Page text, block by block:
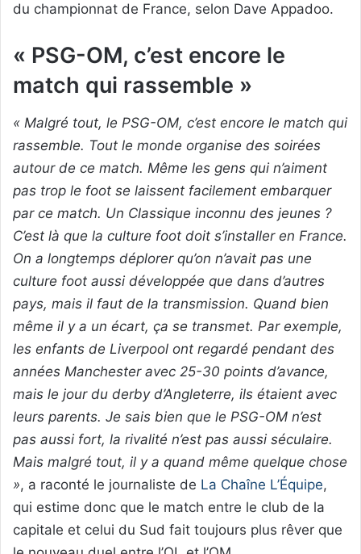
du championnat de France, selon Dave Appadoo.
« PSG-OM, c’est encore le
match qui rassemble »
« Malgré tout, le PSG-OM, c’est encore le match qui
rassemble. Tout le monde organise des soirées
autour de ce match. Même les gens qui n’aiment
pas trop le foot se laissent facilement embarquer
par ce match. Un Classique inconnu des jeunes ?
C’est là que la culture foot doit s’installer en France.
On a longtemps déplorer qu’on n’avait pas une
culture foot aussi développée que dans d’autres
pays, mais il faut de la transmission. Quand bien
même il y a un écart, ça se transmet. Par exemple,
les enfants de Liverpool ont regardé pendant des
années Manchester avec 25-30 points d’avance,
mais le jour du derby d’Angleterre, ils étaient avec
leurs parents. Je sais bien que le PSG-OM n’est
pas aussi fort, la rivalité n’est pas aussi séculaire.
Mais malgré tout, il y a quand même quelque chose
», a raconté le journaliste de La Chaîne L’Équipe,
qui estime donc que le match entre le club de la
capitale et celui du Sud fait toujours plus rêver que